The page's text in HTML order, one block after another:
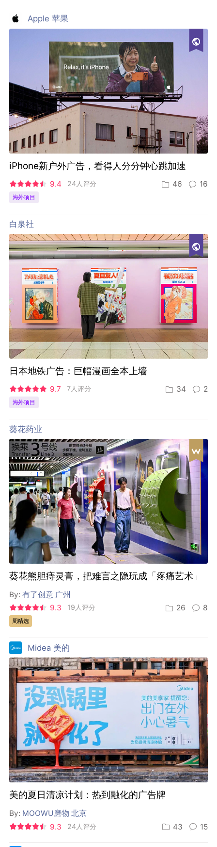
Apple 苹果
iPhone新户外广告，看得人分分钟心跳加速
9.4 24人评分 46 16
海外项目
白泉社
日本地铁广告：巨幅漫画全本上墙
9.7 7人评分 34 2
海外项目
葵花药业
葵花熊胆痔灵膏，把难言之隐玩成「疼痛艺术」
By:有了创意 广州
9.3
19人评分 26 8
周精选
Midea 美的
美的夏日清凉计划：热到融化的广告牌
By: MOOWU磨物 北京
9.3
24人评分 43 15